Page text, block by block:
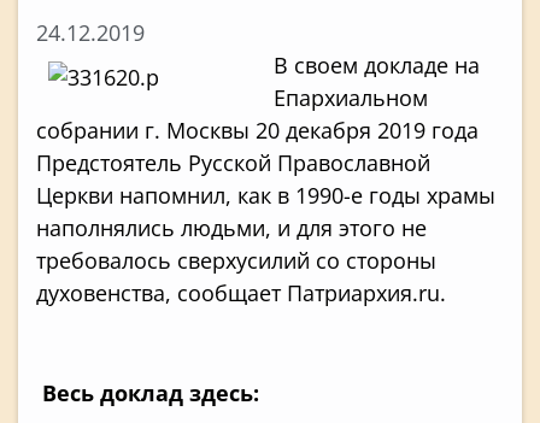
24.12.2019
В своем докладе на
Епархиальном
собрании г. Москвы 20 декабря 2019 года
Предстоятель Русской Православной
Церкви напомнил, как в 1990-е годы храмы
наполнялись людьми, и для этого не
требовалось сверхусилий со стороны
духовенства, сообщает Патриархия.ru.
Весь доклад здесь: